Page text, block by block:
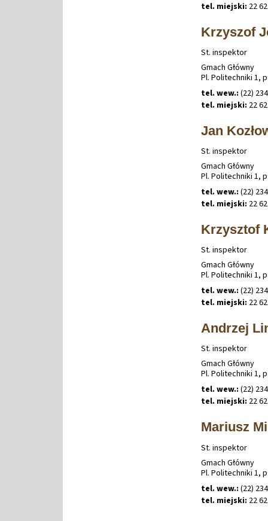
tel. miejski: 22
Krzyszof
St. inspektor
Gmach Główny
Pl. Politechniki 1,
tel. wew.: (22)
tel. miejski: 22
Jan
St. inspektor
Gmach Główny
Pl. Politechniki 1,
tel. wew.: (22)
tel. miejski: 22
Krzysztof
St. inspektor
Gmach Główny
Pl. Politechniki 1,
tel. wew.: (22)
tel. miejski: 22
Andrzej
St. inspektor
Gmach Główny
Pl. Politechniki 1,
tel. wew.: (22)
tel. miejski: 22
Mariusz
St. inspektor
Gmach Główny
Pl. Politechniki 1,
tel. wew.: (22)
tel. miejski: 22